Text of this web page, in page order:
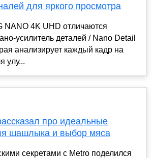
для яркого просмотра
NANO 4K UHD отличаются
усилитель деталей / Nano Detail
анализирует каждый кадр на
улу...
про идеальные
шашлыка и выбор мяса
секретами с Metro поделился